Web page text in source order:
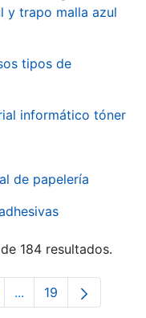
y trapo malla azul
tipos de
informático tóner
de papelería
184 resultados.
Use TAB para
...Páginas intermedias
Página
19